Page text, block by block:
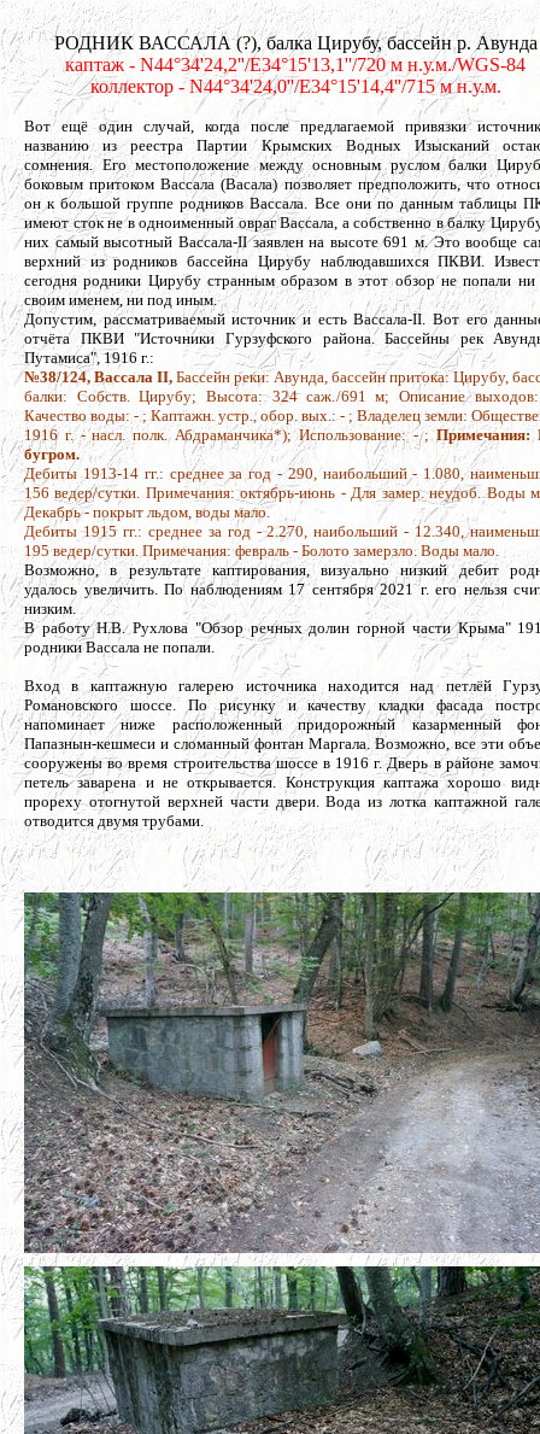
РОДНИК ВАССАЛА (?), балка Цирубу, бассейн р. Авунда
каптаж - N44°34'24,2''/E34°15'13,1''/720 м н.у.м./WGS-84
коллектор - N44°34'24,0''/E34°15'14,4''/715 м н.у.м.
Вот ещё один случай, когда после предлагаемой привязки
названию из реестра Партии Крымских Водных Изысканий
сомнения. Его местоположение между основным руслом балки
боковым притоком Вассала (Васала) позволяет предположить, что
он к большой группе родников Вассала. Все они по данным таблицы
имеют сток не в одноименный овраг Вассала, а собственно в балку
них самый высотный Вассала-II заявлен на высоте 691 м. Это вообще
верхний из родников бассейна Цирубу наблюдавшихся ПКВИ.
сегодня родники Цирубу странным образом в этот обзор не попали ни
своим именем, ни под иным.
Допустим, рассматриваемый источник и есть Вассала-II. Вот его
отчёта ПКВИ "Источники Гурзуфского района. Бассейны рек
Путамиса", 1916 г.:
№38/124, Вассала II, Бассейн реки: Авунда, бассейн притока: Цирубу,
балки: Собств. Цирубу; Высота: 324 саж./691 м; Описание
Качество воды: - ; Каптажн. устр., обор. вых.: - ; Владелец земли:
1916 г. - насл. полк. Абдраманчика*); Использование: - ;Примечания:
бугром.
Дебиты 1913-14 гг.: среднее за год - 290, наибольший - 1.080,
156 ведер/сутки. Примечания: октябрь-июнь - Для замер. неудоб. Воды
Декабрь - покрыт льдом, воды мало.
Дебиты 1915 гг.: среднее за год - 2.270, наибольший - 12.340,
195 ведер/сутки. Примечания: февраль - Болото замерзло. Воды мало.
Возможно, в результате каптирования, визуально низкий дебит
удалось увеличить. По наблюдениям 17 сентября 2021 г. его нельзя
низким.
В работу Н.В. Рухлова "Обзор речных долин горной части Крыма"
родники Вассала не попали.
Вход в каптажную галерею источника находится над петлёй
Романовского шоссе. По рисунку и качеству кладки фасада
напоминает ниже расположенный придорожный казарменный
Папазнын-кешмеси и сломанный фонтан Маргала. Возможно, все эти
сооружены во время строительства шоссе в 1916 г. Дверь в районе
петель заварена и не открывается. Конструкция каптажа хорошо
прореху отогнутой верхней части двери. Вода из лотка каптажной
отводится двумя трубами.